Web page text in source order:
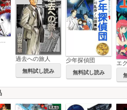
過去への旅人
無料試し読み
少年探偵団
無料試し読み
エ